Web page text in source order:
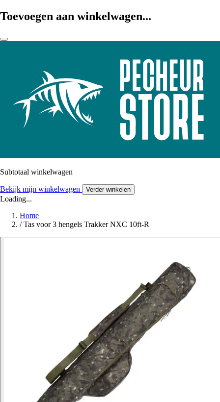
Toevoegen aan winkelwagen...
Subtotaal winkelwagen
Bekijk mijn winkelwagen Verder winkelen
Loading...
Home
/ Tas voor 3 hengels Trakker NXC 10ft-R